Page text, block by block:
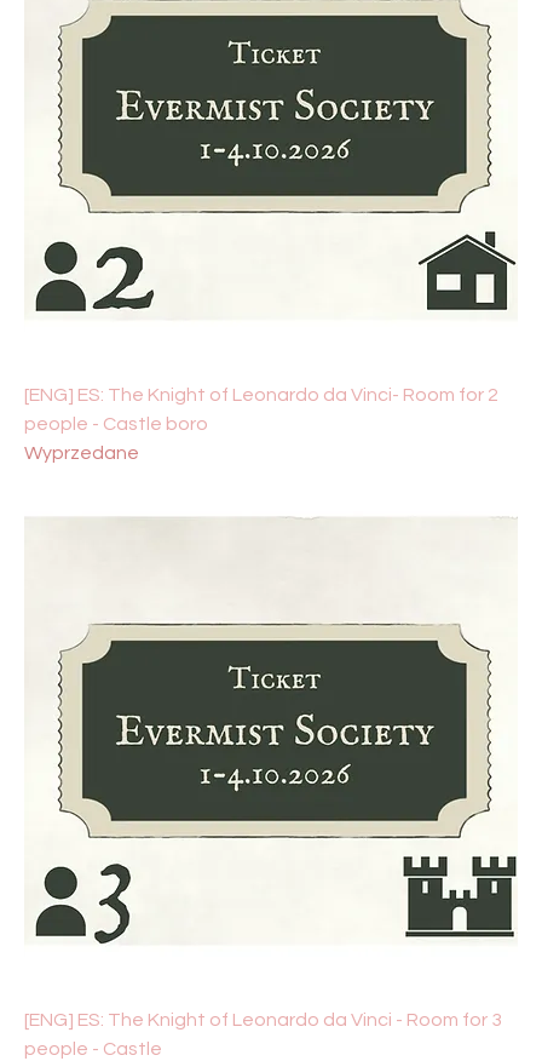
[ENG] ES: The Knight of Leonardo da Vinci- Room for 2
people - Castle boro
Wyprzedane
[ENG] ES: The Knight of Leonardo da Vinci - Room for 3
people - Castle